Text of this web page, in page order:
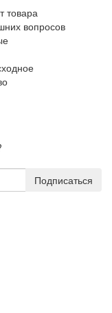
товара
вопросов
Подписаться